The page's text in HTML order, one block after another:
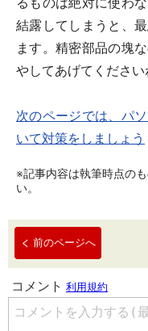
結露してしまうと、
ます。精密部品の塊
やしてあげてください
次のページでは、パ
いて対策をしましょう
※記事内容は執筆時点の
い。
前のページへ